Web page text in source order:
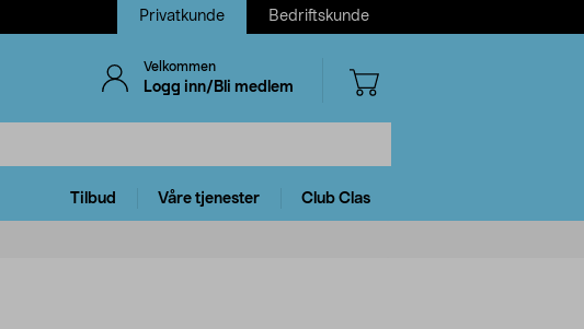
Privatkunde Bedriftskunde
Velkommen
Logg inn/Bli medlem
Tilbud Våre tjenester Club Clas